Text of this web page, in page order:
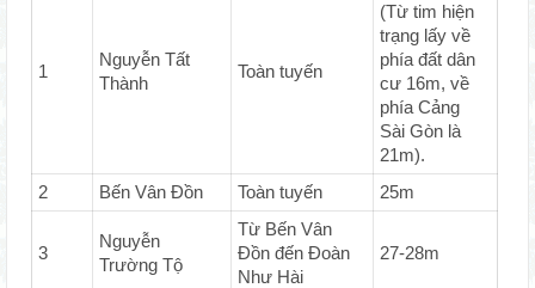
1
Nguyễn Tất
Thành
Toàn tuyến
(Từ tim hiện
trạng lấy về
phía đất dân
cư 16m, về
phía Cảng
Sài Gòn là
21m).
2
Bến Vân Đồn Toàn tuyến 25m
3
Nguyễn
Trường Tộ
Từ Bến Vân
Đồn đến Đoàn
Như Hài
27-28m